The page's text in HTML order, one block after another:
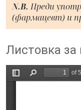
N.B. Преди
(фармацевт) и
Листовка за